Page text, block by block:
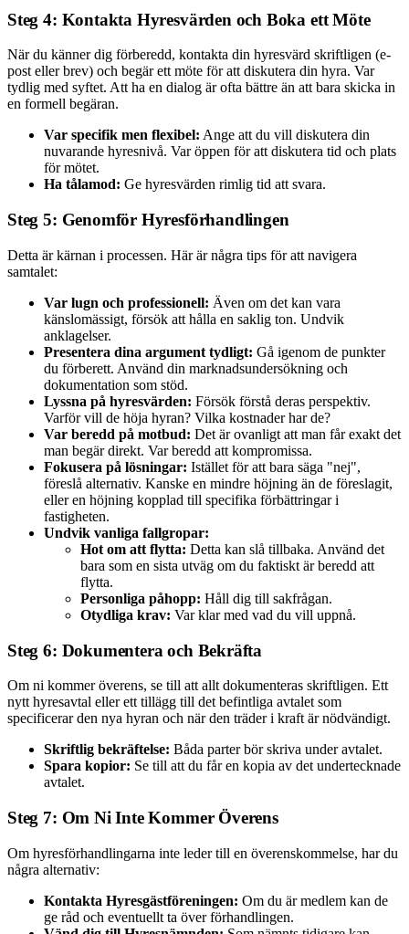
Steg 4: Kontakta Hyresvärden och Boka ett Möte
När du känner dig förberedd, kontakta din hyresvärd skriftligen (e-
post eller brev) och begär ett möte för att diskutera din hyra. Var
tydlig med syftet. Att ha en dialog är ofta bättre än att bara skicka in
en formell begäran.
Var specifik men flexibel: Ange att du vill diskutera din
nuvarande hyresnivå. Var öppen för att diskutera tid och plats
för mötet.
Ha tålamod: Ge hyresvärden rimlig tid att svara.
Steg 5: Genomför Hyresförhandlingen
Detta är kärnan i processen. Här är några tips för att navigera
samtalet:
Var lugn och professionell: Även om det kan vara
känslomässigt, försök att hålla en saklig ton. Undvik
anklagelser.
Presentera dina argument tydligt: Gå igenom de punkter
du förberett. Använd din marknadsundersökning och
dokumentation som stöd.
Lyssna på hyresvärden: Försök förstå deras perspektiv.
Varför vill de höja hyran? Vilka kostnader har de?
Var beredd på motbud: Det är ovanligt att man får exakt det
man begär direkt. Var beredd att kompromissa.
Fokusera på lösningar: Istället för att bara säga "nej",
föreslå alternativ. Kanske en mindre höjning än de föreslagit,
eller en höjning kopplad till specifika förbättringar i
fastigheten.
Undvik vanliga fallgropar:
Hot om att flytta: Detta kan slå tillbaka. Använd det
bara som en sista utväg om du faktiskt är beredd att
flytta.
Personliga påhopp: Håll dig till sakfrågan.
Otydliga krav: Var klar med vad du vill uppnå.
Steg 6: Dokumentera och Bekräfta
Om ni kommer överens, se till att allt dokumenteras skriftligen. Ett
nytt hyresavtal eller ett tillägg till det befintliga avtalet som
specificerar den nya hyran och när den träder i kraft är nödvändigt.
Skriftlig bekräftelse: Båda parter bör skriva under avtalet.
Spara kopior: Se till att du får en kopia av det undertecknade
avtalet.
Steg 7: Om Ni Inte Kommer Överens
Om hyresförhandlingarna inte leder till en överenskommelse, har du
några alternativ:
Kontakta Hyresgästföreningen: Om du är medlem kan de
ge råd och eventuellt ta över förhandlingen.